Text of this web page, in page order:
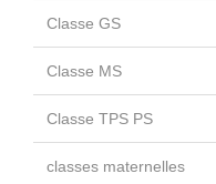
Classe GS
Classe MS
Classe TPS PS
classes maternelles